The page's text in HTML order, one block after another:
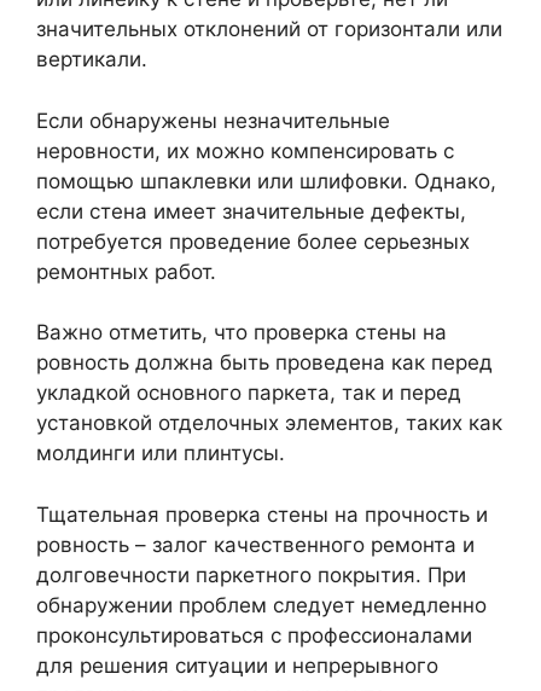
значительных отклонений от горизонтали или
вертикали.
Если обнаружены незначительные
неровности, их можно компенсировать с
помощью шпаклевки или шлифовки. Однако,
если стена имеет значительные дефекты,
потребуется проведение более серьезных
ремонтных работ.
Важно отметить, что проверка стены на
ровность должна быть проведена как перед
укладкой основного паркета, так и перед
установкой отделочных элементов, таких как
молдинги или плинтусы.
Тщательная проверка стены на прочность и
ровность – залог качественного ремонта и
долговечности паркетного покрытия. При
обнаружении проблем следует немедленно
проконсультироваться с профессионалами
для решения ситуации и непрерывного